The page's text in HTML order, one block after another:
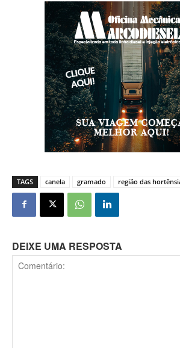
TAGS canela gramado região das
DEIXE UMA RESPOSTA